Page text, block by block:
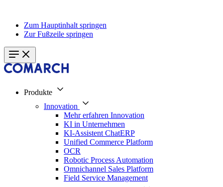
Zum Hauptinhalt springen
Zur Fußzeile springen
Produkte
Innovation
Mehr erfahren Innovation
KI in Unternehmen
KI-Assistent ChatERP
Unified Commerce Platform
OCR
Robotic Process Automation
Omnichannel Sales Platform
Field Service Management